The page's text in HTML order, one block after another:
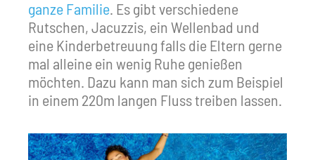
ganze Familie . Es gibt verschiedene
Rutschen, Jacuzzis, ein Wellenbad und
eine Kinderbetreuung falls die Eltern gerne
mal alleine ein wenig Ruhe genießen
möchten. Dazu kann man sich zum Beispiel
in einem 220m langen Fluss treiben lassen.